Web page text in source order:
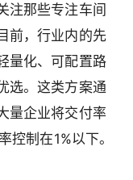
注那些专注车间
前，行业内的先
量化、可配置路
选。这类方案通
量企业将交付率
制在1%以下。